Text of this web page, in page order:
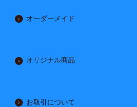
オーダーメイド
オリジナル商品
お取引について